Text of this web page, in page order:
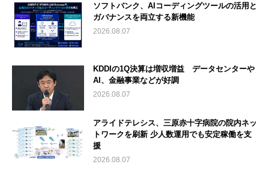
ソフトバンク、AIコーディングツールの活用と
ガバナンスを両立する新機能
2026.08.07
KDDIの1Q決算は増収増益 データセンターや
AI、金融事業などが好調
2026.08.07
アライドテレシス、三原赤十字病院の院内ネッ
トワークを刷新 少人数運用でも安定稼働を支
援
2026.08.07